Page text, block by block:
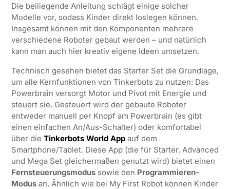
Die beiliegende Anleitung schlägt einige solcher
Modelle vor, sodass Kinder direkt loslegen können.
Insgesamt können mit den Komponenten mehrere
verschiedene Roboter gebaut werden – und natürlich
kann man auch hier kreativ eigene Ideen umsetzen.
Technisch gesehen bietet das Starter Set die Grundlage,
um alle Kernfunktionen von Tinkerbots zu nutzen: Das
Powerbrain versorgt Motor und Pivot mit Energie und
steuert sie. Gesteuert wird der gebaute Roboter
entweder manuell per Knopf am Powerbrain (es gibt
einen einfachen An/Aus-Schalter) oder komfortabel
über die Tinkerbots World Appauf dem
Smartphone/Tablet. Diese App (die für Starter, Advanced
und Mega Set gleichermaßen genutzt wird) bietet einen
Fernsteuerungsmodussowie den Programmieren-
Modusan. Ähnlich wie bei My First Robot können Kinder